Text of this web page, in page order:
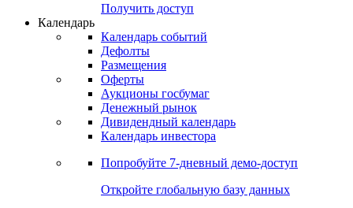
Получить доступ
Календарь
Календарь событий
Дефолты
Размещения
Оферты
Аукционы госбумаг
Денежный рынок
Дивидендный календарь
Календарь инвестора
Попробуйте 7-дневный демо-доступ
Откройте глобальную базу данных